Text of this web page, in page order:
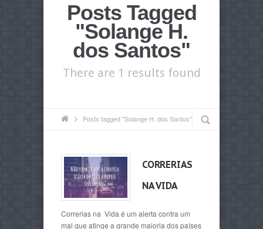
Posts Tagged
"Solange H.
dos Santos"
There are 1 results found
Posts tagged "Solange H. dos Santos"
CORRERIAS
NA VIDA
Correrias na Vida é um alerta contra um
mal que atinge a grande maioria dos países